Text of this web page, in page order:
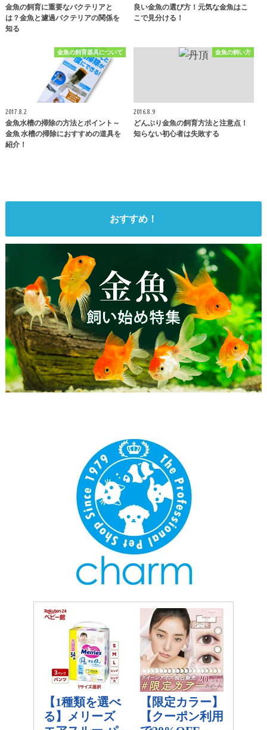
金魚の飼育に重要なバクテリアと
は？金魚と濾過バクテリアの関係を
知る
良い金魚の選び方！元気な金魚はこ
こで見分ける！
金魚の飼育器具について
2017.8.2
金魚水槽の掃除の方法とポイント～
金魚 水槽の掃除におすすめの道具を
紹介！
金魚の飼い方
2016.8.9
どんぶり金魚の飼育方法と注意点！
知らない初心者は失敗する
おすすめ！